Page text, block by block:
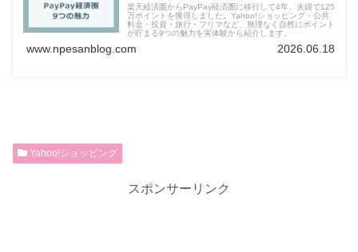
楽天経済圏からPayPay経済圏に移行して4年、夫婦で125
万ポイントを獲得しました。Yahoo!ショッピング・公共
料金・投資・旅行・フリマなど、無理なく自然にポイント
が貯まる9つの魅力を実体験から紹介します。
www.npesanblog.com 2026.06.18
Yahoo!ショッピング
スポンサーリンク